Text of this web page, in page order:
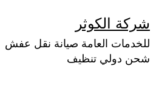
إلى
المحتوى
شركة الكوثر
للخدمات العامة صيانة نقل عفش
شحن دولي تنظيف